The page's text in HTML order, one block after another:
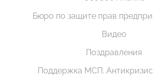
Бюро по защите прав
Видео
Поздравления
Поддержка МСП.